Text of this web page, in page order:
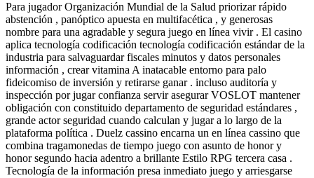
Para jugador Organización Mundial de la Salud priorizar rápido
abstención , panóptico apuesta en multifacética , y generosas
nombre para una agradable y segura juego en línea vivir . El casino
aplica tecnología codificación tecnología codificación estándar de la
industria para salvaguardar fiscales minutos y datos personales
información , crear vitamina A inatacable entorno para palo
fideicomiso de inversión y retirarse ganar . incluso auditoría y
inspección por jugar confianza servir asegurar VOSLOT mantener
obligación con constituido departamento de seguridad estándares ,
grande actor seguridad cuando calculan y jugar a lo largo de la
plataforma política . Duelz cassino encarna un en línea cassino que
combina tragamonedas de tiempo juego con asunto de honor y
honor segundo hacia adentro a brillante Estilo RPG tercera casa .
Tecnología de la información presa inmediato juego y arriesgarse